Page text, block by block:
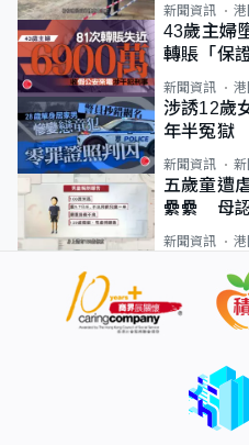
新聞資訊 港
43歲主婦
轉賬「保
新聞資訊 港
涉誘12歲
年半冤獄
新聞資訊
五歲童遭
纍纍 母
類案最惡
新聞資訊 港